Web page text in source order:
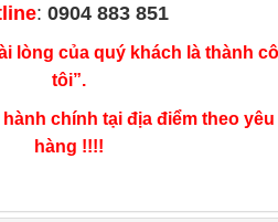
:0904 883 851
lòng của quý khách là thành
tôi”.
chính tại địa điểm theo
hàng !!!!